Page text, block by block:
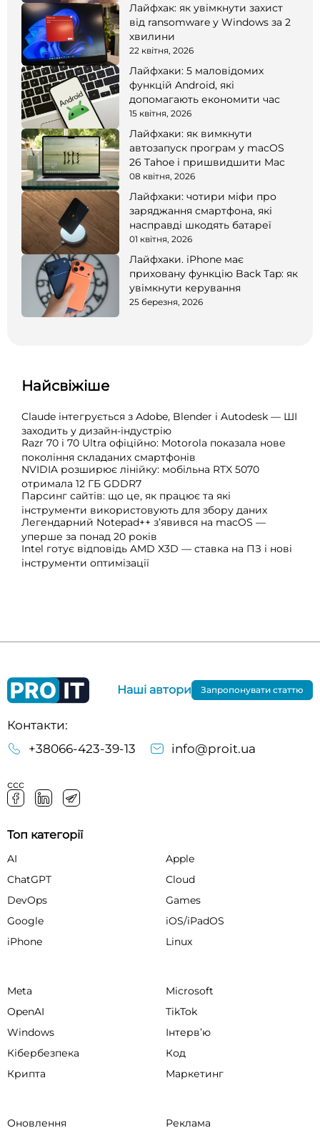
Лайфхак: як увімкнути захист
від ransomware у Windows за 2
хвилини
22 квітня, 2026
Лайфхаки: 5 маловідомих
функцій Android, які
допомагають економити час
15 квітня, 2026
Лайфхаки: як вимкнути
автозапуск програм у macOS
26 Tahoe і пришвидшити Mac
08 квітня, 2026
Лайфхаки: чотири міфи про
заряджання смартфона, які
насправді шкодять батареї
01 квітня, 2026
Лайфхаки. iPhone має
приховану функцію Back Tap: як
увімкнути керування
25 березня, 2026
Найсвіжіше
Claude інтегрується з Adobe, Blender і Autodesk — ШІ
заходить у дизайн-індустрію
Razr 70 і 70 Ultra офіційно: Motorola показала нове
покоління складаних смартфонів
NVIDIA розширює лінійку: мобільна RTX 5070
отримала 12 ГБ GDDR7
Парсинг сайтів: що це, як працює та які
інструменти використовують для збору даних
Легендарний Notepad++ з’явився на macOS —
уперше за понад 20 років
Intel готує відповідь AMD X3D — ставка на ПЗ і нові
інструменти оптимізації
Контакти:
+38066-423-39-13
info@proit.ua
ссс
Наші автори Запропонувати статтю
Топ категорії
AI
Apple
ChatGPT
Cloud
DevOps
Games
Google
iOS/iPadOS
iPhone
Linux
Meta
Microsoft
OpenAI
TikTok
Windows
Інтервʼю
Кібербезпека
Код
Крипта
Маркетинг
Оновлення
Реклама